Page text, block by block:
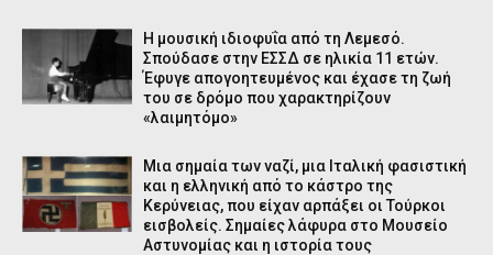
Η μουσική ιδιοφυΐα από τη Λεμεσό.
Σπούδασε στην ΕΣΣΔ σε ηλικία 11 ετών.
Έφυγε απογοητευμένος και έχασε τη ζωή
του σε δρόμο που χαρακτηρίζουν
«λαιμητόμο»
Μια σημαία των ναζί, μια Ιταλική φασιστική
και η ελληνική από το κάστρο της
Κερύνειας, που είχαν αρπάξει οι Τούρκοι
εισβολείς. Σημαίες λάφυρα στο Μουσείο
Αστυνομίας και η ιστορία τους